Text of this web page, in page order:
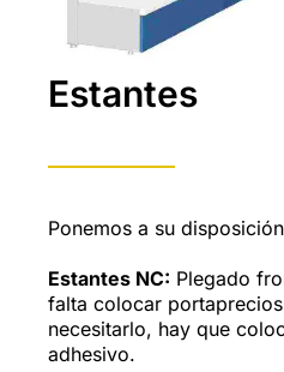
Estantes
Ponemos a su
Estantes NC: Plegado
falta colocar
necesitarlo, hay que
adhesivo.